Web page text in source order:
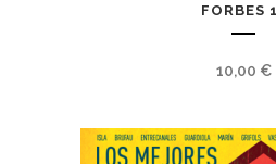
FORBES
10,00 €